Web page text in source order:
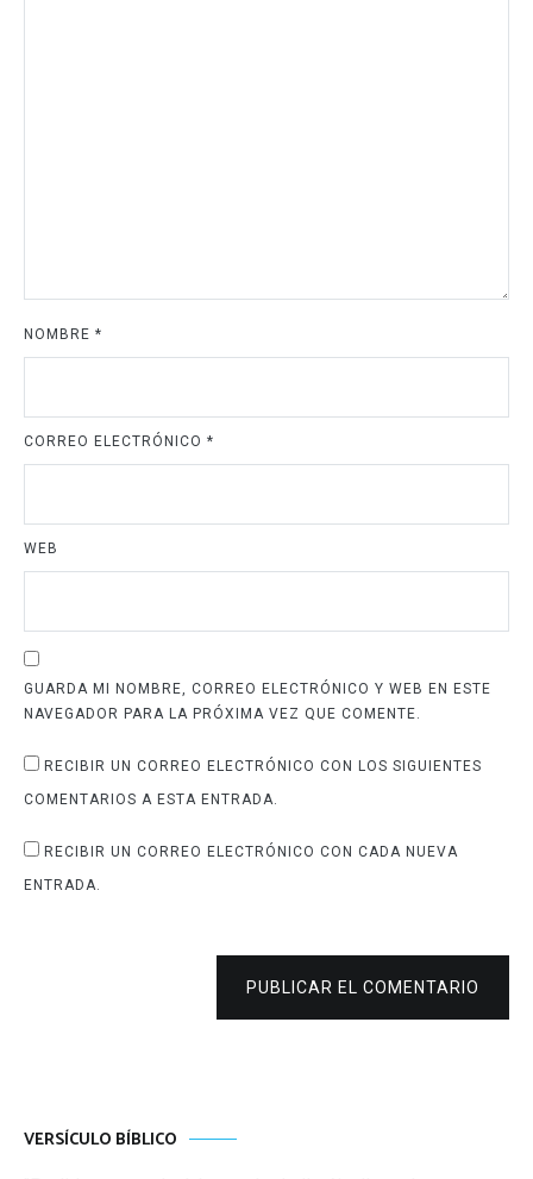
NOMBRE *
CORREO ELECTRÓNICO *
WEB
GUARDA MI NOMBRE, CORREO ELECTRÓNICO Y WEB EN ESTE
NAVEGADOR PARA LA PRÓXIMA VEZ QUE COMENTE.
RECIBIR UN CORREO ELECTRÓNICO CON LOS SIGUIENTES
COMENTARIOS A ESTA ENTRADA.
RECIBIR UN CORREO ELECTRÓNICO CON CADA NUEVA
ENTRADA.
PUBLICAR EL COMENTARIO
VERSÍCULO BÍBLICO